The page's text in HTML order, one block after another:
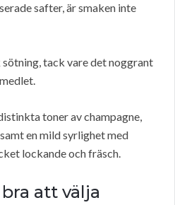
safter, är smaken inte
tack vare det noggrant
toner av champagne,
en mild syrlighet med
lockande och fräsch.
att välja